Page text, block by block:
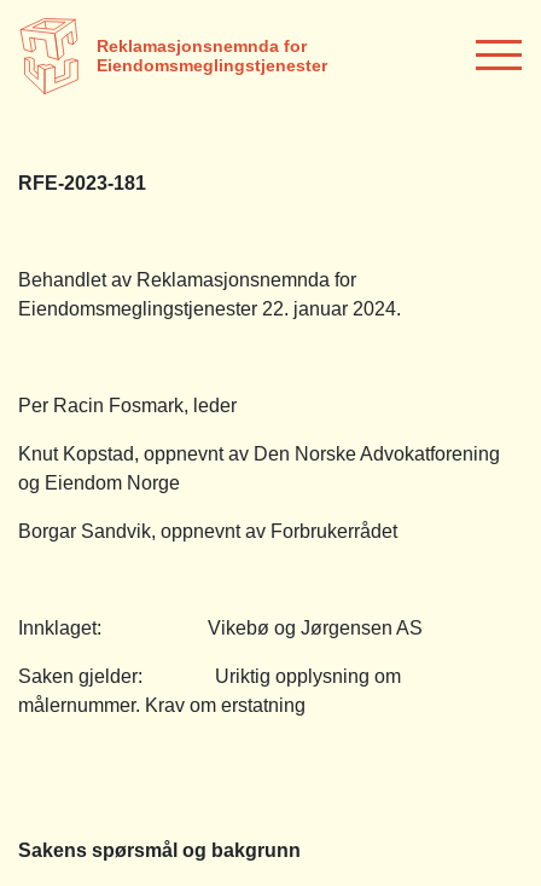
Reklamasjonsnemnda for
Eiendomsmeglingstjenester
RFE-2023-181
Behandlet av Reklamasjonsnemnda for
Eiendomsmeglingstjenester 22. januar 2024.
Per Racin Fosmark, leder
Knut Kopstad, oppnevnt av Den Norske Advokatforening
og Eiendom Norge
Borgar Sandvik, oppnevnt av Forbrukerrådet
Innklaget: Vikebø og Jørgensen AS
Saken gjelder: Uriktig opplysning om
målernummer. Krav om erstatning
Sakens spørsmål og bakgrunn